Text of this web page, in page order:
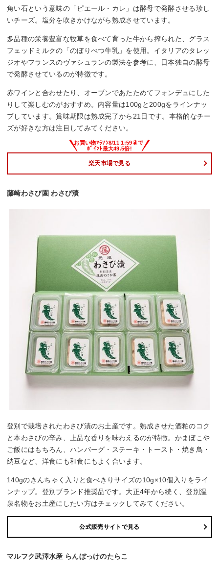
角い石という意味の「ピエール・カレ」は酵母で発酵させる珍し
いチーズ。塩分を吹きかけながら熟成させています。
多品種の栄養豊富な牧草を食べて育った牛から搾られた、グラス
フェッドミルクの「のぼりべつ牛乳」を使用。イタリアのタレッ
ジオやフランスのヴァシュランの製法を参考に、日本独自の酵母
で発酵させているのが特徴です。
赤ワインと合わせたり、オーブンであたためてフォンデュにした
りして楽しむのがおすすめ。内容量は100gと200gをラインナッ
プしています。賞味期限は熟成完了から21日です。本格的なチー
ズが好きな方は注目してみてください。
楽天市場で見る
藤崎わさび園 わさび漬
登別で栽培されたわさび漬のお土産です。熟成させた酒粕のコク
と本わさびの辛み、上品な香りを味わえるのが特徴。かまぼこや
ご飯にはもちろん、ハンバーグ・ステーキ・トースト・焼き鳥・
納豆など、洋食にも和食にもよく合います。
140gのきんちゃく入りと食べきりサイズの10g×10個入りをライ
ンナップ。登別ブランド推奨品です。大正4年から続く、登別温
泉名物をお土産にしたい方はチェックしてみてください。
公式販売サイトで見る
マルフク武澤水産 らんぼっけのたらこ